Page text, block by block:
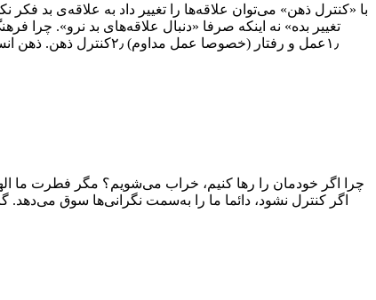
با «کنترل ذهن» می‌توان علاقه‌ها را تغییر داد به علاقه‌ی بد
تغییر بده» نه اینکه صرفا «دنبال علاقه‌های بد نرو».
۱٫عمل و رفتار (خصوصا
چرا اگر خودمان را رها کنیم، خراب می‌شویم؟ مگر فطرت ما
اگر کنترل نشود، دائما ما را به‌سمت نگرانی‌ها سوق